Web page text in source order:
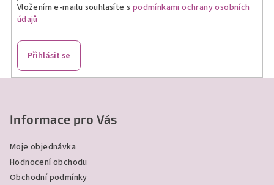
Vložením e-mailu souhlasíte s podmínkami ochrany osobních
údajů
Přihlásit se
Informace pro Vás
Moje objednávka
Hodnocení obchodu
Obchodní podmínky